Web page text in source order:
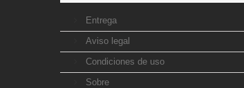
Entrega
Aviso legal
Condiciones de uso
Sobre